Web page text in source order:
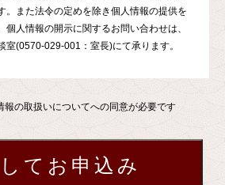
。また法令の定めを除き個人情報の提供を
個人情報の開示に関するお問い合わせは、
室(0570-029-001：室長)にて承ります。
報の取扱いについてへの同意が必要です